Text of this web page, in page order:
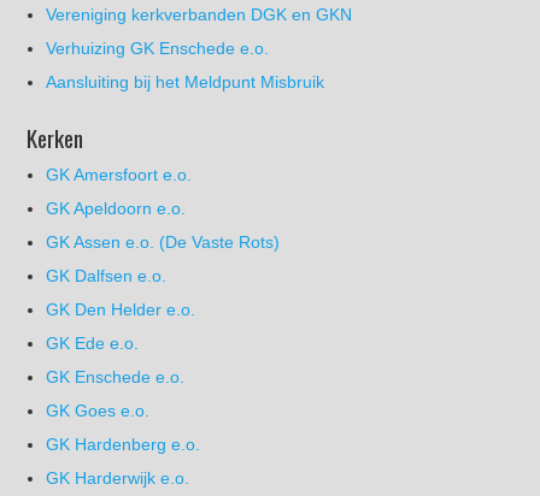
Vereniging kerkverbanden DGK en GKN
Verhuizing GK Enschede e.o.
Aansluiting bij het Meldpunt Misbruik
Kerken
GK Amersfoort e.o.
GK Apeldoorn e.o.
GK Assen e.o. (De Vaste Rots)
GK Dalfsen e.o.
GK Den Helder e.o.
GK Ede e.o.
GK Enschede e.o.
GK Goes e.o.
GK Hardenberg e.o.
GK Harderwijk e.o.